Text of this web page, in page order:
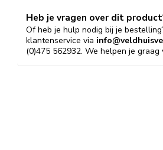
Heb je vragen over dit
Of heb je hulp nodig bij je
klantenservice via
(0)475 562932. We helpen je graag